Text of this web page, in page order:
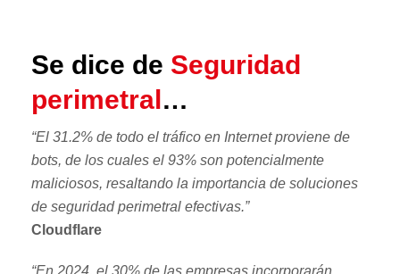
Se dice de Seguridad
perimetral…
“El 31.2% de todo el tráfico en Internet proviene de
bots, de los cuales el 93% son potencialmente
maliciosos, resaltando la importancia de soluciones
de seguridad perimetral efectivas.”
Cloudflare
“En 2024, el 30% de las empresas incorporarán